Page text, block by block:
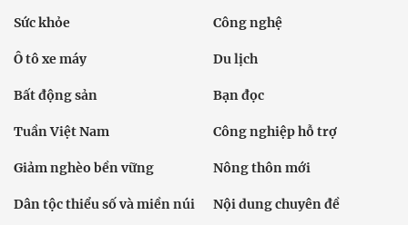
Sức khỏe Công nghệ
Ô tô xe máy Du lịch
Bất động sản Bạn đọc
Tuần Việt Nam Công nghiệp hỗ trợ
Giảm nghèo bền vững Nông thôn mới
Dân tộc thiểu số và miền núi Nội dung chuyên đề